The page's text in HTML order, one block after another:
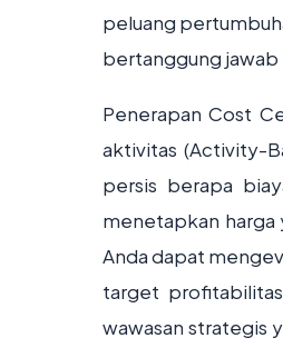
peluang
bertanggung jawab
Penerapan Cost
aktivitas (Activity-
persis berapa
menetapkan
Anda dapat
target
wawasan strategis